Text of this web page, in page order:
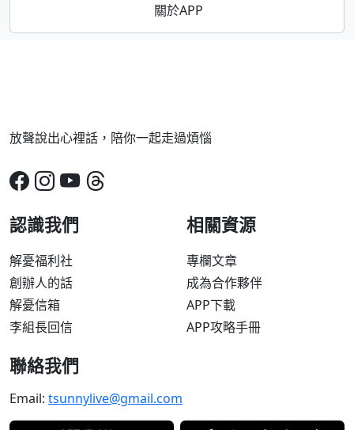
關於APP
放聲說出心裡話，陪你一起走過煩惱
認識我們
解憂福利社
創辦人的話
解憂信箱
李組長回信
相關資源
專欄文章
成為合作夥伴
APP下載
APP攻略手冊
聯絡我們
Email: tsunnylive@gmail.com